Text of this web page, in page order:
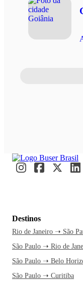
Destinos
Rio de Janeiro ➝ São
São Paulo ➝ Rio de
São Paulo ➝ Belo
São Paulo ➝ Curitiba